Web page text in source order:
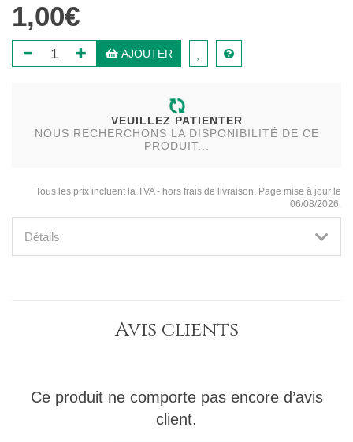
1,00€
AJOUTER
VEUILLEZ PATIENTER
NOUS RECHERCHONS LA DISPONIBILITÉ DE CE
PRODUIT...
Tous les prix incluent la TVA - hors frais de livraison. Page mise à jour le
06/08/2026.
Détails
Avis clients
Ce produit ne comporte pas encore d’avis
client.